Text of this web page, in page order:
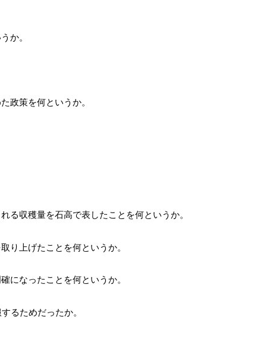
か。
政策を何というか。
る収穫量を石高で表したことを何というか。
り上げたことを何というか。
になったことを何というか。
るためだったか。